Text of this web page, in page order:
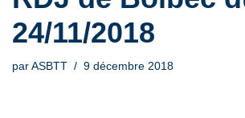
24/11/2018
par ASBTT 9 décembre 2018